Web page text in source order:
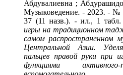
Абдувалиевна ;
Музыковедение. - 2023. - №
37 (11 назв.). - ил., 1 табл.
игры на традиционном
самом распространенном
Центральной Азии.
пальцев правой руки при
функциями активного-